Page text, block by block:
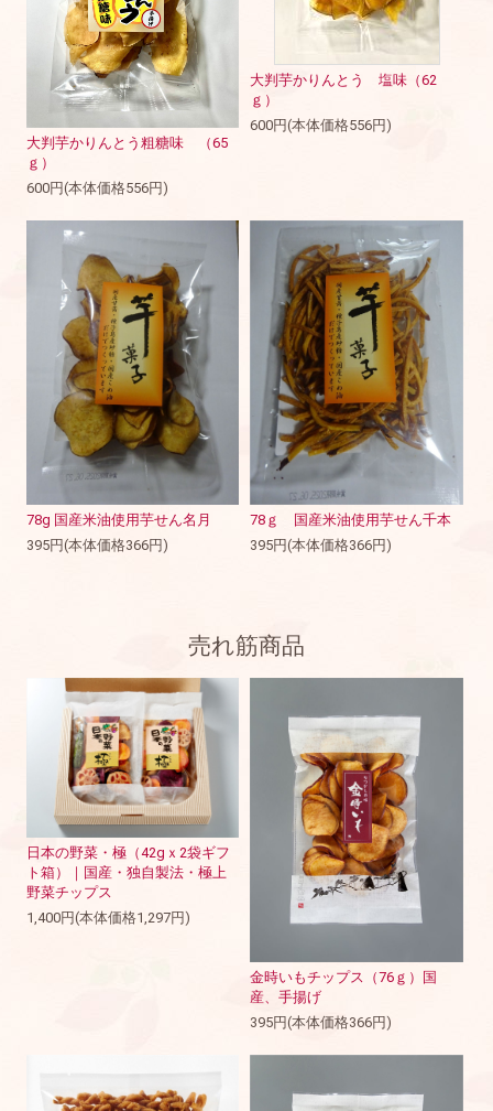
大判芋かりんとう粗糖味 （65
ｇ）
600円(本体価格556円)
大判芋かりんとう 塩味（62
ｇ）
600円(本体価格556円)
78g 国産米油使用芋せん名月
395円(本体価格366円)
78ｇ 国産米油使用芋せん千本
395円(本体価格366円)
売れ筋商品
日本の野菜・極（42gｘ2袋ギフ
ト箱）｜国産・独自製法・極上
野菜チップス
1,400円(本体価格1,297円)
金時いもチップス（76ｇ）国
産、手揚げ
395円(本体価格366円)